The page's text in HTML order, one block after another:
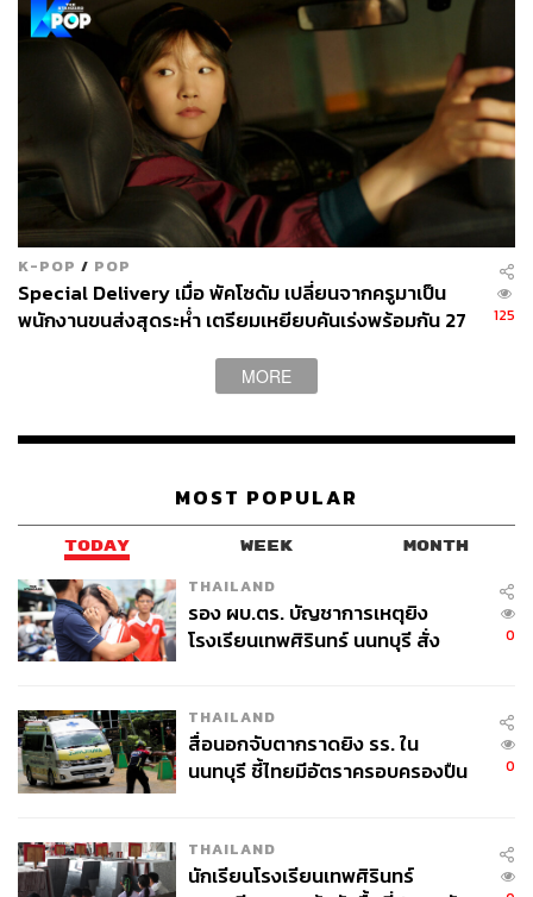
K-POP / POP
Special Delivery เมื่อ พัคโซดัม เปลี่ยนจากครูมาเป็น
พนักงานขนส่งสุดระห่ำ เตรียมเหยียบคันเร่งพร้อมกัน 27
125
MORE
MOST POPULAR
TODAY WEEK MONTH
THAILAND
รอง ผบ.ตร. บัญชาการเหตุยิง
โรงเรียนเทพศิรินทร์ นนทบุรี สั่ง
0
THAILAND
สื่อนอกจับตากราดยิง รร. ใน
นนทบุรี ชี้ไทยมีอัตราครอบครองปืน
0
THAILAND
นักเรียนโรงเรียนเทพศิรินทร์